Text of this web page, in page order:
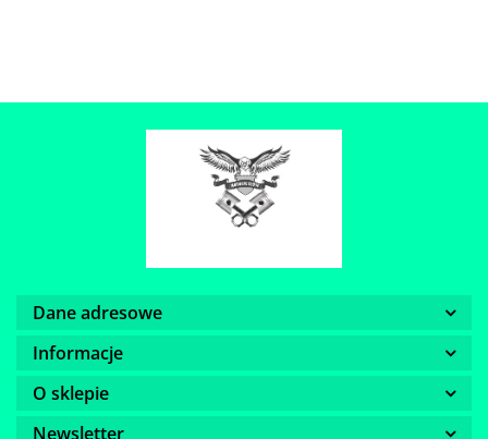
Dane adresowe
Informacje
O sklepie
Newsletter